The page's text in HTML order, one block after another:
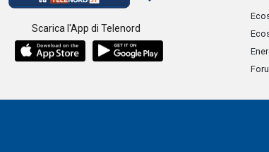
Scarica l'App di Telenord